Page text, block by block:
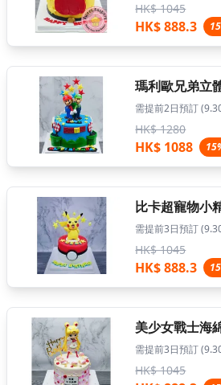
HK$ 1045
HK$ 888.3
瑪利歐兄弟立
需提前2日預訂
HK$ 1280
HK$ 1088
比卡超寵物小
需提前3日預訂
HK$ 1045
HK$ 888.3
美少女戰士海
需提前3日預訂
HK$ 1045